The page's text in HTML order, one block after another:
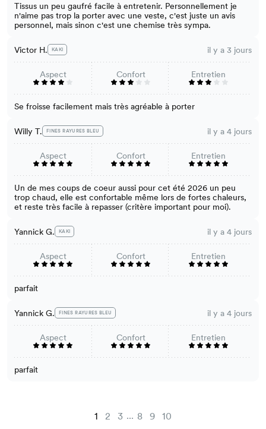
Tissus un peu gaufré facile à entretenir. Personnellement je
n'aime pas trop la porter avec une veste, c'est juste un avis
personnel, mais sinon c'est une chemise très sympa.
Victor H. KAKI il y a 3 jours
Aspect Confort Entretien
Se froisse facilement mais très agréable à porter
Willy T. FINES RAYURES BLEU il y a 4 jours
Aspect Confort Entretien
Un de mes coups de coeur aussi pour cet été 2026 un peu
trop chaud, elle est confortable même lors de fortes chaleurs,
et reste très facile à repasser (critère important pour moi).
Yannick G. KAKI il y a 4 jours
Aspect Confort Entretien
parfait
Yannick G. FINES RAYURES BLEU il y a 4 jours
Aspect Confort Entretien
parfait
1 2 3 ... 8 9 10